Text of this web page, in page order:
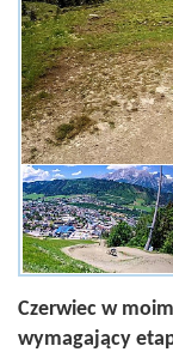
Czerwiec w
wymagający